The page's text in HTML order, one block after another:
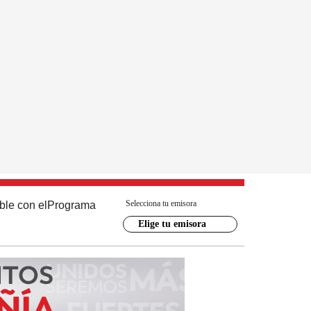
con el Programa Selecciona tu emisora
Elige tu emisora